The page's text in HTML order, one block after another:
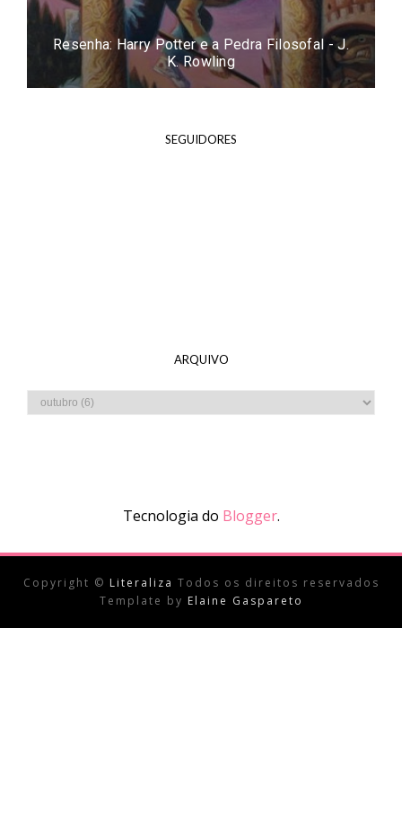
Resenha: Harry Potter e a Pedra Filosofal - J.
K. Rowling
SEGUIDORES
ARQUIVO
Tecnologia do Blogger.
Copyright © Literaliza Todos os direitos reservados
Template by Elaine Gaspareto